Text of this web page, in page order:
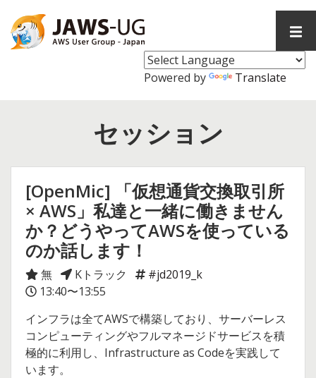
メ
ン
メ
Powered by Translate
セッション
[OpenMic] 「仮想通貨交換取引所
× AWS」私達と一緒に働きません
か？どうやってAWSを使っている
のか話します！
無 Kトラック
#jd2019_k
13:40〜13:55
インフラは全てAWSで構築しており、サーバーレス
コンピューティングやフルマネージドサービスを積
極的に利用し、Infrastructure as Codeを実践して
います。